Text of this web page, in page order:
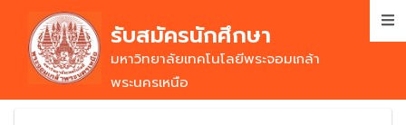
main
content
รับสมัครนักศึกษา
มหาวิทยาลัยเทคโนโลยีพระจอมเกล้า
พระนครเหนือ